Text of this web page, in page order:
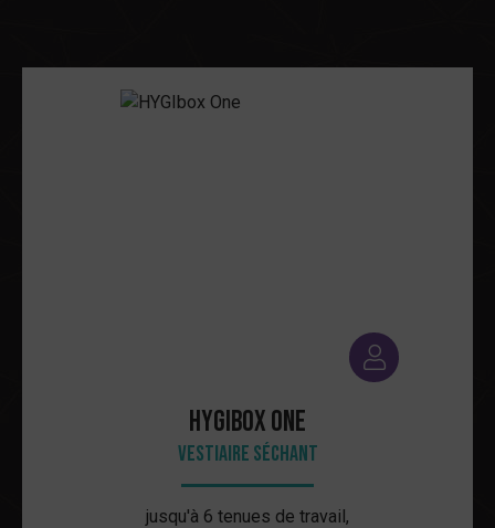
HYGIbox One
Vestiaire séchant
jusqu'à 6 tenues de travail,